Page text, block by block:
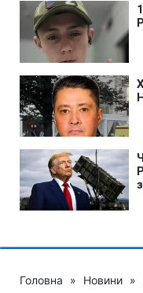
Головна » Новини »